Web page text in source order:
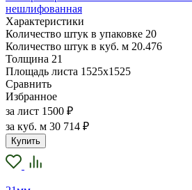
нешлифованная
Характеристики
Количество штук в упаковке 20
Количество штук в куб. м 20.476
Толщина 21
Площадь листа 1525х1525
Сравнить
Избранное
за лист 1500 ₽
за куб. м 30 714 ₽
Купить